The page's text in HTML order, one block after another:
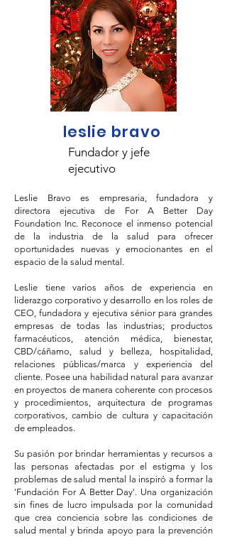
leslie bravo
Fundador y jefe
ejecutivo
Leslie Bravo es empresaria, fundadora y
directora ejecutiva de For A Better Day
Foundation Inc. Reconoce el inmenso potencial
de la industria de la salud para ofrecer
oportunidades nuevas y emocionantes en el
espacio de la salud mental.
Leslie tiene varios años de experiencia en
liderazgo corporativo y desarrollo en los roles de
CEO, fundadora y ejecutiva sénior para grandes
empresas de todas las industrias; productos
farmacéuticos, atención médica, bienestar,
CBD/cáñamo, salud y belleza, hospitalidad,
relaciones públicas/marca y experiencia del
cliente. Posee una habilidad natural para avanzar
en proyectos de manera coherente con procesos
y procedimientos, arquitectura de programas
corporativos, cambio de cultura y capacitación
de empleados.
Su pasión por brindar herramientas y recursos a
las personas afectadas por el estigma y los
problemas de salud mental la inspiró a formar la
'Fundación For A Better Day'. Una organización
sin fines de lucro impulsada por la comunidad
que crea conciencia sobre las condiciones de
salud mental y brinda apoyo para la prevención